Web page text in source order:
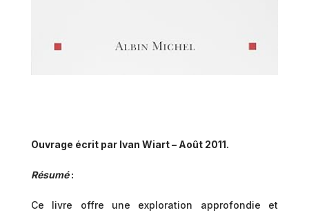
Ouvrage écrit par Ivan Wiart – Août 2011.
Résumé:
Ce livre offre une exploration approfondie et